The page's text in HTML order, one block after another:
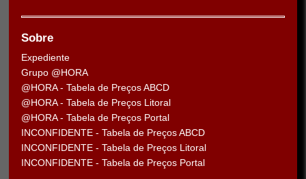
Sobre
Expediente
Grupo @HORA
@HORA - Tabela de Preços ABCD
@HORA - Tabela de Preços Litoral
@HORA - Tabela de Preços Portal
INCONFIDENTE - Tabela de Preços ABCD
INCONFIDENTE - Tabela de Preços Litoral
INCONFIDENTE - Tabela de Preços Portal